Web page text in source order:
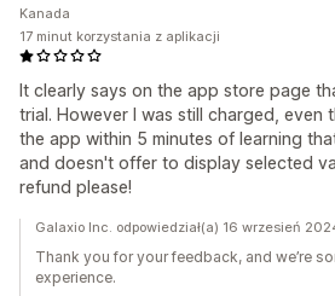
It clearly says on the app store page
trial. However I was still charged, even
the app within 5 minutes of learning
and doesn't offer to display selected
refund please!
Kanada
17 minut korzystania z aplikacji
Galaxio Inc. odpowiedział(a) 16 wrzesień
Thank you for your feedback, and we’re
experience.